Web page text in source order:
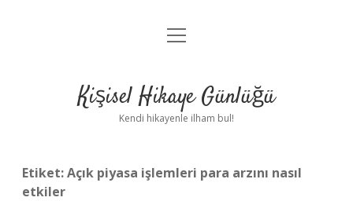
Anasayfa
Yasal Uyarı
menüyü
Kişisel Hikaye Günlüğü
Kendi hikayenle ilham bul!
Etiket:Açık piyasa işlemleri para arzını nasıl
etkiler